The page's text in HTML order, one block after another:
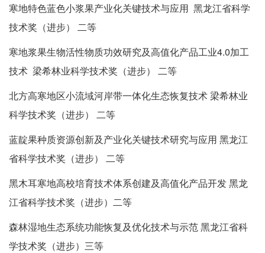
寒地特色蓝色小浆果产业化关键技术与应用 黑龙江省科学
技术奖（进步） 二等
寒地浆果生物活性物质功效研究及高值化产品工业4.0加工
技术 梁希林业科学技术奖（进步） 二等
北方高寒地区小流域河岸带一体化生态恢复技术 梁希林业
科学技术奖（进步） 二等
蓝靛果种质资源创新及产业化关键技术研究与应用 黑龙江
省科学技术奖（进步） 二等
黑木耳寒地高校培育技术体系创建及高值化产品开发 黑龙
江省科学技术奖（进步）二等
森林湿地生态系统功能恢复及优化技术与示范 黑龙江省科
学技术奖（进步）三等